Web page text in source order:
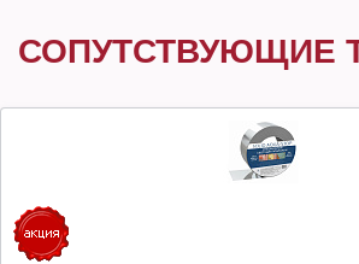
СОПУТСТВУЮЩИЕ